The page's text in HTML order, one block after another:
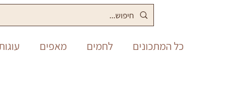
כל המתכונים לחמים מאפים עוגות